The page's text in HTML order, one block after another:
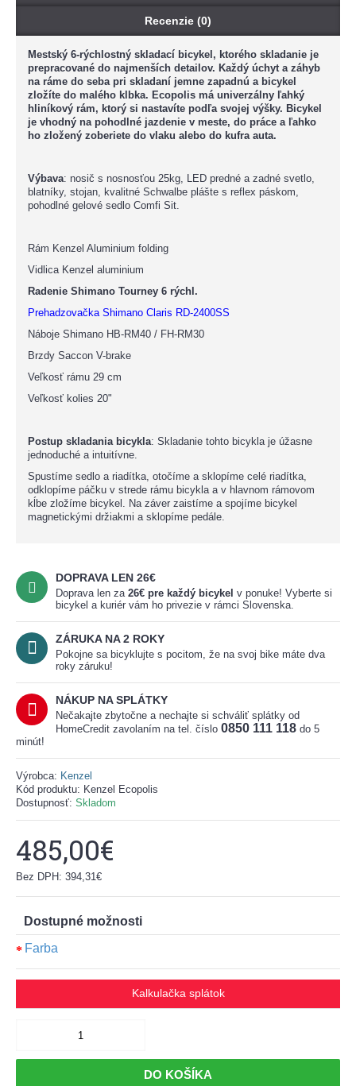
Recenzie (0)
Mestský 6-rýchlostný skladací bicykel, ktorého skladanie je
prepracované do najmenších detailov. Každý úchyt a záhyb
na ráme do seba pri skladaní jemne zapadnú a bicykel
zložíte do malého klbka. Ecopolis má univerzálny ľahký
hliníkový rám, ktorý si nastavíte podľa svojej výšky. Bicykel
je vhodný na pohodlné jazdenie v meste, do práce a ľahko
ho zložený zoberiete do vlaku alebo do kufra auta.
Výbava: nosič s nosnosťou 25kg, LED predné a zadné svetlo,
blatníky, stojan, kvalitné Schwalbe plášte s reflex páskom,
pohodlné gelové sedlo Comfi Sit.
Rám Kenzel Aluminium folding
Vidlica Kenzel aluminium
Radenie Shimano Tourney 6 rýchl.
Prehadzovačka Shimano Claris RD-2400SS
Náboje Shimano HB-RM40 / FH-RM30
Brzdy Saccon V-brake
Veľkosť rámu 29 cm
Veľkosť kolies 20"
Postup skladania bicykla: Skladanie tohto bicykla je úžasne
jednoduché a intuitívne.
Spustíme sedlo a riadítka, otočíme a sklopíme celé riadítka,
odklopíme páčku v strede rámu bicykla a v hlavnom rámovom
kĺbe zložíme bicykel. Na záver zaistíme a spojíme bicykel
magnetickými držiakmi a sklopíme pedále.
DOPRAVA LEN 26€
Doprava len za 26€ pre každý bicykel v ponuke! Vyberte si
bicykel a kuriér vám ho privezie v rámci Slovenska.
ZÁRUKA NA 2 ROKY
Pokojne sa bicyklujte s pocitom, že na svoj bike máte dva
roky záruku!
NÁKUP NA SPLÁTKY
Nečakajte zbytočne a nechajte si schváliť splátky od
HomeCredit zavolaním na tel. číslo 0850 111 118 do 5
minút!
Výrobca: Kenzel
Kód produktu: Kenzel Ecopolis
Dostupnosť: Skladom
485,00€
Bez DPH: 394,31€
Dostupné možnosti
Farba
Kalkulačka splátok
DO KOŠÍKA